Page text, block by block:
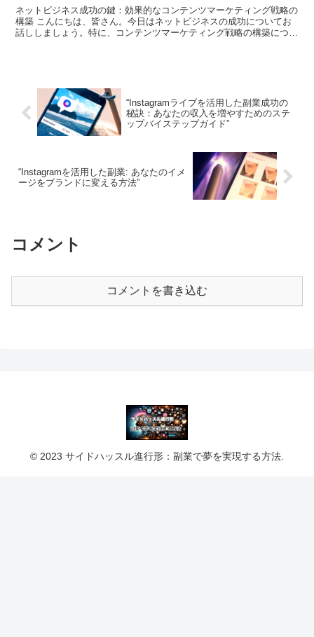
ネットビジネス成功の鍵：効果的なコンテンツマーケティング戦略の
構築 こんにちは、皆さん。今日はネットビジネスの成功についてお
話ししましょう。特に、コンテンツマーケティング戦略の構築につい
“Instagramライブを活用した副業成功の
秘訣：あなたの収入を増やすためのステ
ップバイステップガイド”
“Instagramを活用した副業: あなたのイメ
ージをブランドに変える方法”
コメント
コメントを書き込む
© 2023 サイドハッスル進行形：副業で夢を実現する方法.